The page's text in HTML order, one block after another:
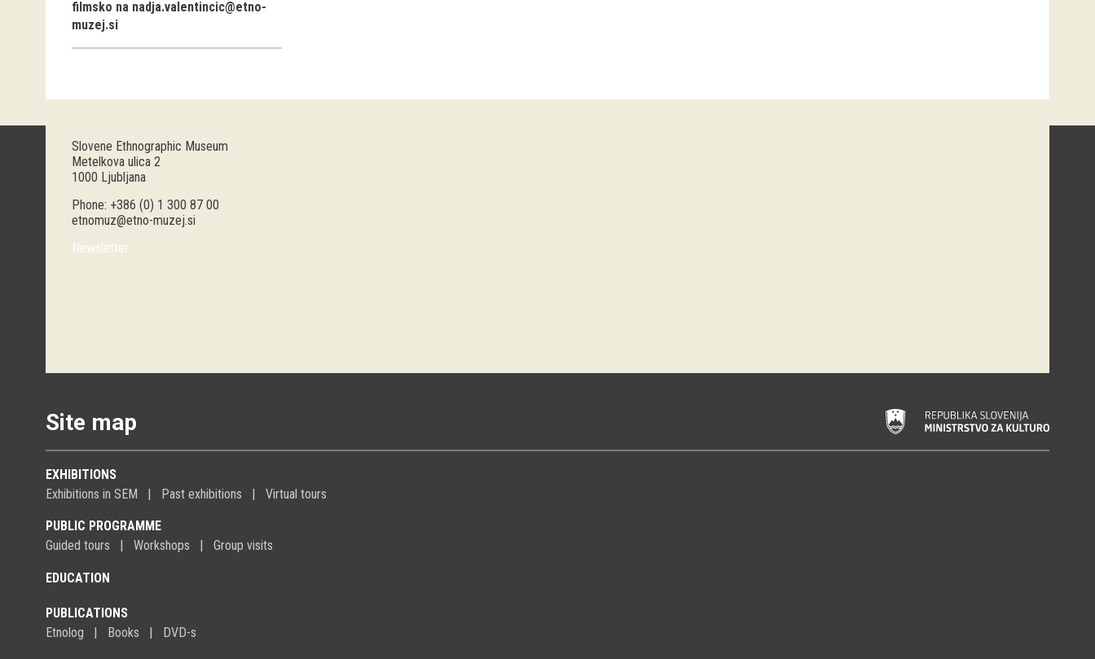
filmsko na nadja.valentincic@etno-
muzej.si
Slovene Ethnographic Museum
Metelkova ulica 2
1000 Ljubljana
Phone: +386 (0) 1 300 87 00
etnomuz@etno-muzej.si
Newsletter
Site map
EXHIBITIONS
Exhibitions in SEM
Past exhibitions Virtual tours
PUBLIC PROGRAMME
Guided tours
Workshops Group visits
EDUCATION
PUBLICATIONS
Etnolog
Books DVD-s